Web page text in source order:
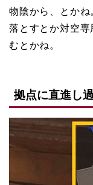
物陰から、とか
落とすとか対空
むとかね。
拠点に直進し